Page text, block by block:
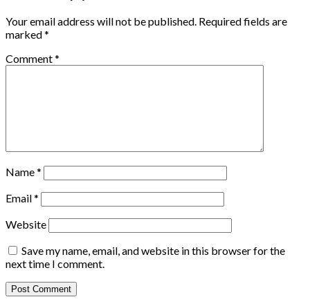
Your email address will not be published. Required fields are
marked*
Comment*
Name*
Email*
Website
Save my name, email, and website in this browser for the
next time I comment.